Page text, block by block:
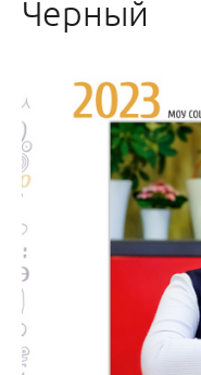
Черный